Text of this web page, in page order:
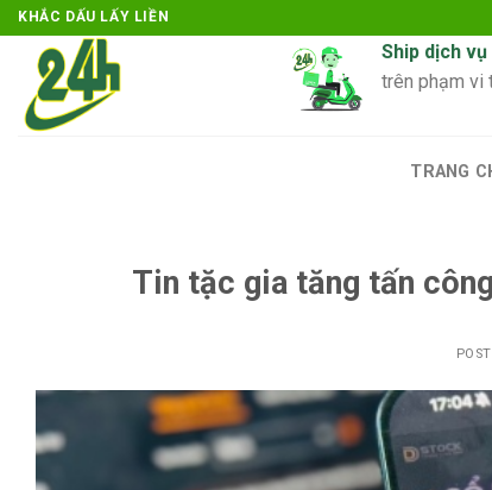
Skip
to
content
KHẮC DẤU LẤY LIỀN
Ship dịch vụ
trên phạm vi
TRANG
Tin tặc gia tăng tấn